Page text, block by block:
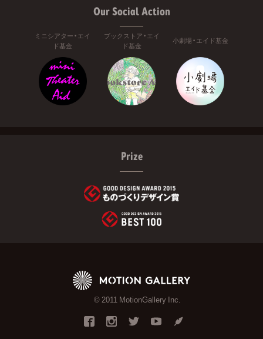
Our Social Action
ミニシアター・エイ
ド基金
ブックストア・エイ
ド基金
小劇場・エイド基金
Prize
© 2011 MotionGallery Inc.